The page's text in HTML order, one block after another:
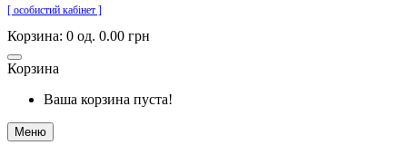
[ особистий кабінет ]
Корзина: 0 од. 0.00 грн
Корзина
Ваша корзина пуста!
Меню